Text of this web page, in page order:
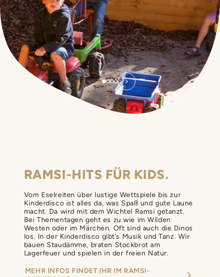
RAMSI-HITS FÜR KIDS.
Vom Eselreiten über lustige Wettspiele bis zur
Kinderdisco ist alles da, was Spaß und gute Laune
macht. Da wird mit dem Wichtel Ramsi getanzt.
Bei Thementagen geht es zu wie im Wilden
Westen oder im Märchen. Oft sind auch die Dinos
los. In der Kinderdisco gibt’s Musik und Tanz. Wir
bauen Staudämme, braten Stockbrot am
Lagerfeuer und spielen in der freien Natur.
MEHR INFOS FINDET IHR IM RAMSI-